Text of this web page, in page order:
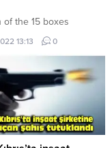
of the 15 boxes
from former President
Florida estate
documents, many of ...
13:13 0